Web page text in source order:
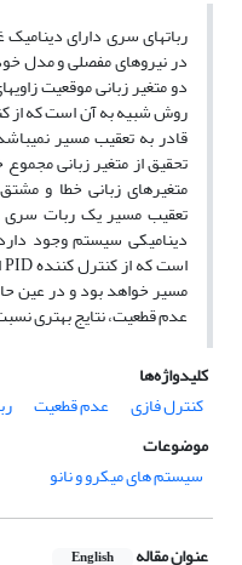
رباتهای سری دارای
در نیروهای مفصلی و مدل
دو متغیر زبانی موقعیت
روش شبیه به آن است که از
قادر به تعقیب مسیر
تحقیق از متغیر زبانی
متغیرهای زبانی خطا و
تعقیب مسیر یک ربات سری
دینامیکی سیستم وجود
است که از کنترل کنندهPID
مسیر خواهد بود و در عین
عدم قطعیت، نتایج بهتری
کلیدواژه‌ها
کنترل فازی
عدم قطعیت
موضوعات
سیستم های میکرو و نانو
عنوان مقاله English